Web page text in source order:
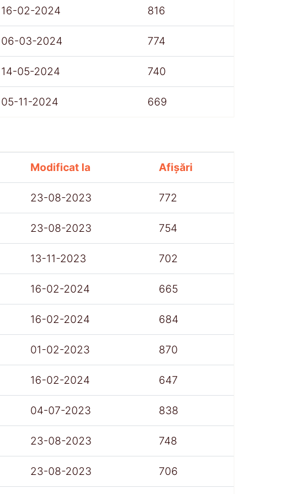
16-02-2024 816
06-03-2024 774
14-05-2024 740
05-11-2024 669
Modificat la Afișări
23-08-2023 772
23-08-2023 754
13-11-2023 702
16-02-2024 665
16-02-2024 684
01-02-2023 870
16-02-2024 647
04-07-2023 838
23-08-2023 748
23-08-2023 706